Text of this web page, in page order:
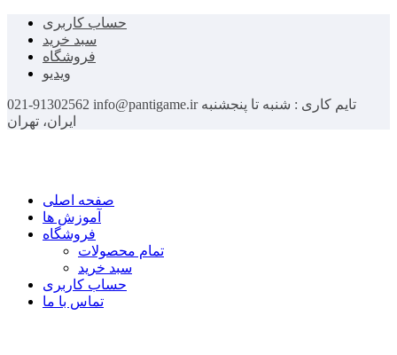
حساب کاربری
سبد خرید
فروشگاه
ویدیو
021-91302562 info@pantigame.ir تایم کاری : شنبه تا پنجشنبه
ایران، تهران
صفحه اصلی
آموزش ها
فروشگاه
تمام محصولات
سبد خرید
حساب کاربری
تماس با ما